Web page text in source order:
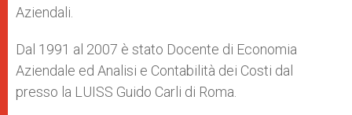
Aziendali.
Dal 1991 al 2007 è stato Docente di Economia
Aziendale ed Analisi e Contabilità dei Costi dal
presso la LUISS Guido Carli di Roma.